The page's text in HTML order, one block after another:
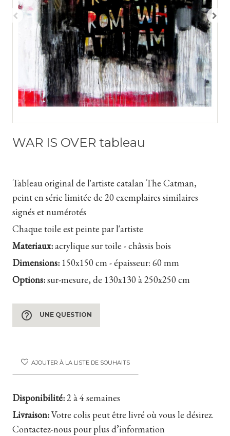
WAR IS OVER tableau
Tableau original de l'artiste catalan The Catman,
peint en série limitée de 20 exemplaires similaires
signés et numérotés
Chaque toile est peinte par l'artiste
Materiaux:acrylique sur toile - châssis bois
Dimensions:150x150 cm - épaisseur: 60 mm
Options:sur-mesure, de 130x130 à 250x250 cm
help_outline UNE QUESTION
AJOUTER À LA LISTE DE SOUHAITS
Disponibilité:2 à 4 semaines
Livraison:Votre colis peut être livré où vous le désirez.
Contactez-nous pour plus d’information